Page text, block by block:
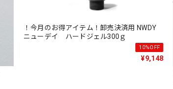
！今月のお得アイテム！卸売決済用 NWDY
ニューデイ ハードジェル300ｇ
10%OFF
¥9,148